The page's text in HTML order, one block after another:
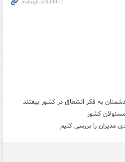
به فکر انشقاق در کشور بیفتند
کشور
مدیران را بررسی کنیم